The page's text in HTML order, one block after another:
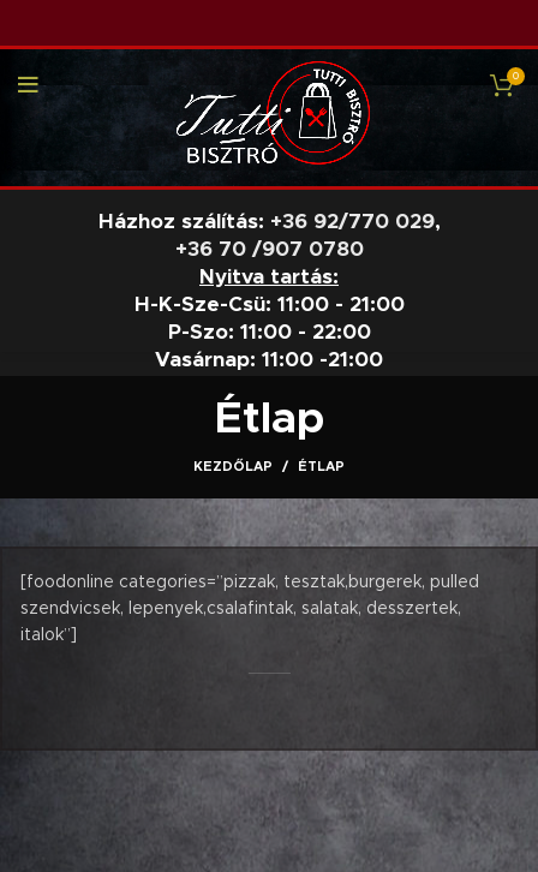
0
Házhoz szálítás: +36 92/770 029,
+36 70 /907 0780
Nyitva tartás:
H-K-Sze-Csü: 11:00 - 21:00
P-Szo: 11:00 - 22:00
Vasárnap: 11:00 -21:00
Étlap
KEZDŐLAP ÉTLAP
[foodonline categories=”pizzak, tesztak,burgerek, pulled
szendvicsek, lepenyek,csalafintak, salatak, desszertek,
italok”]